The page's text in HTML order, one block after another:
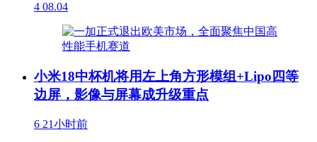
4 08.04
小米18中杯机将用左上角方形模组+Lipo四等
边屏，影像与屏幕成升级重点
6 21小时前